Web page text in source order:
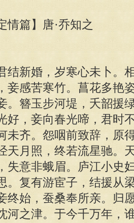
情篇】唐·乔知之
结新婚，岁寒心未卜。
妾感苦寒竹。菖花多艳
。簪玉步河堤，夭韶援
好，妾向春光啼，君时
未齐。怨咽前致辞，原
天月照，终若流星驰。
失意非蛾眉。庐江小史
。复有游宦子，结援从
终始，蚕桑奉所亲。归
河之津。于今千万年，